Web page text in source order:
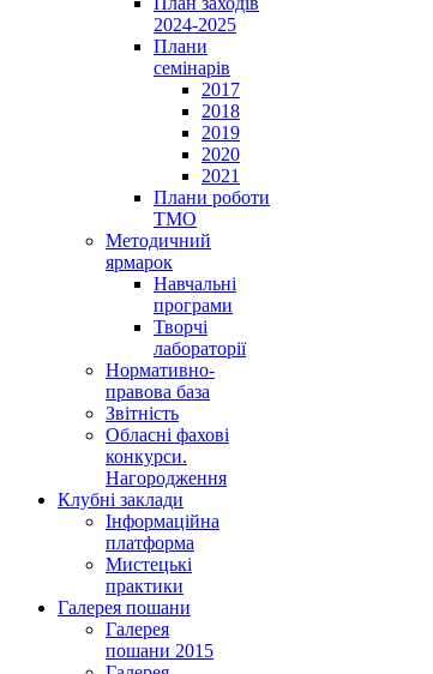
2024-2025
Плани
семінарів
2017
2018
2019
2020
2021
Плани роботи
ТМО
Методичний
ярмарок
Навчальні
програми
Творчі
лабораторії
Нормативно-
правова база
Звітність
Обласні фахові
конкурси.
Нагородження
Клубні заклади
Інформаційна
платформа
Мистецькі
практики
Галерея пошани
Галерея
пошани 2015